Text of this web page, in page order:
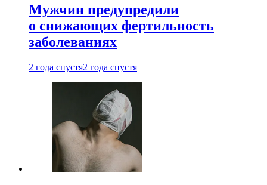
Мужчин предупредили
о снижающих фертильность
заболеваниях
2 года спустя2 года спустя